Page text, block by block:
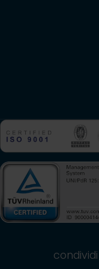
condividi